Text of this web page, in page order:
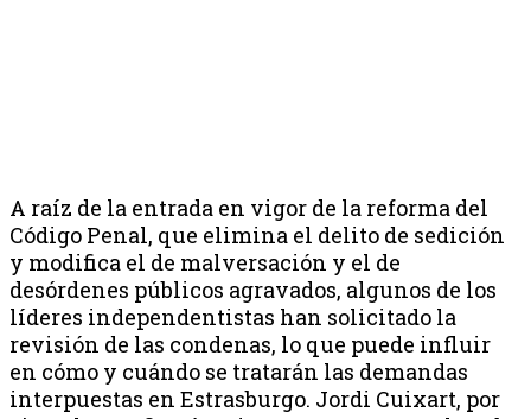
A raíz de la entrada en vigor de la reforma del
Código Penal, que elimina el delito de sedición
y modifica el de malversación y el de
desórdenes públicos agravados, algunos de los
líderes independentistas han solicitado la
revisión de las condenas, lo que puede influir
en cómo y cuándo se tratarán las demandas
interpuestas en Estrasburgo. Jordi Cuixart, por